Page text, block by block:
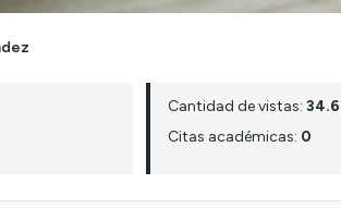
Cantidad de vistas:
Citas académicas: 0